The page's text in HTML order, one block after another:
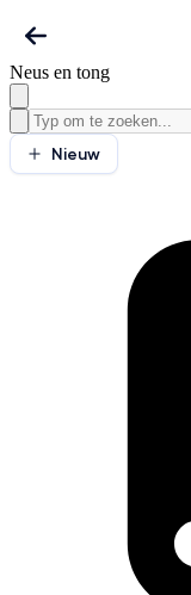
Neus en tong
Nieuw